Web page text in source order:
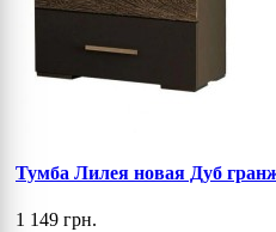
Тумба Лилея новая Дуб
1 149 грн.